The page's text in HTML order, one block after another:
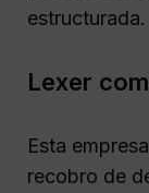
estructurada.
Lexer
Esta
recobro de